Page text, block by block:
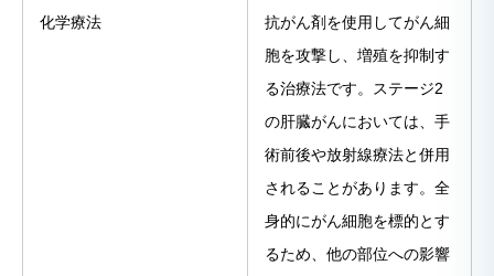
化学療法
抗がん剤を使用してがん細
胞を攻撃し、増殖を抑制す
る治療法です。ステージ2
の肝臓がんにおいては、手
術前後や放射線療法と併用
されることがあります。全
身的にがん細胞を標的とす
るため、他の部位への影響